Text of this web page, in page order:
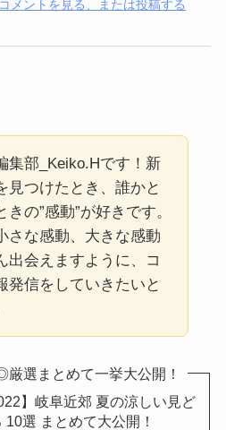
メントを見る、または投稿する
集部_Keiko.Hです！新
見つけたとき、誰かと
きの”感動”が好きです。
さな感動、大きな感動
出会えますように、コ
発信をしていきたいと
選まとめて一挙大公開！
】岐阜近郊 夏の涼しい見ど
10選 まとめて大公開！